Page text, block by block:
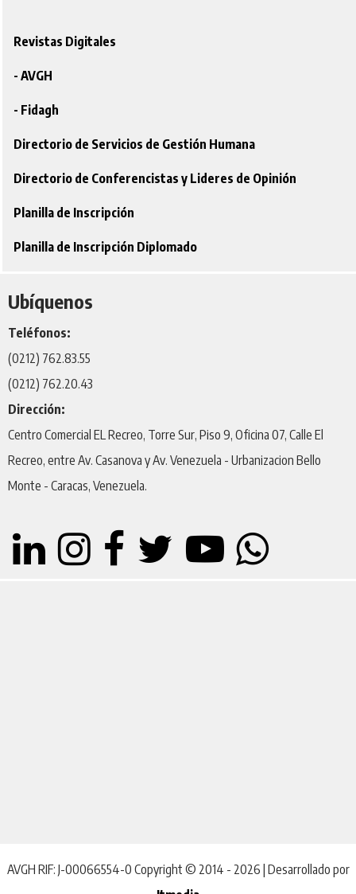
Revistas Digitales
- AVGH
- Fidagh
Directorio de Servicios de Gestión Humana
Directorio de Conferencistas y Lideres de Opinión
Planilla de Inscripción
Planilla de Inscripción Diplomado
Ubíquenos
Teléfonos:
(0212) 762.83.55
(0212) 762.20.43
Dirección:
Centro Comercial EL Recreo, Torre Sur, Piso 9, Oficina 07, Calle El
Recreo, entre Av. Casanova y Av. Venezuela - Urbanizacion Bello
Monte - Caracas, Venezuela.
AVGH RIF: J-00066554-0 Copyright © 2014 - 2026 | Desarrollado por